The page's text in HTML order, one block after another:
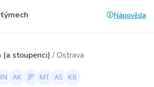
Nápověda
stoupenci) / Ostrava